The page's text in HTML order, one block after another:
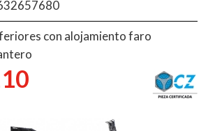
con alojamiento faro